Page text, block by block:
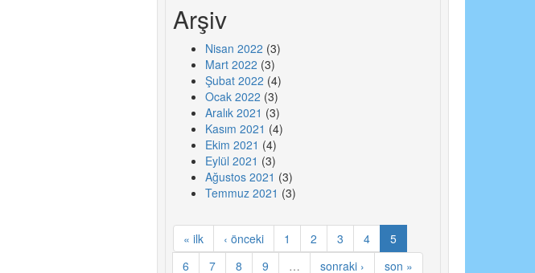
Arşiv
Nisan 2022 (3)
Mart 2022 (3)
Şubat 2022 (4)
Ocak 2022 (3)
Aralık 2021 (3)
Kasım 2021 (4)
Ekim 2021 (4)
Eylül 2021 (3)
Ağustos 2021 (3)
Temmuz 2021 (3)
« ilk ‹ önceki 1 2 3 4
5
6
7 8 9 … sonraki › son »